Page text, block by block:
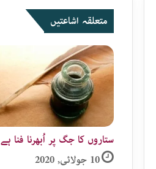
متعلقہ اشاعتیں
ستاروں کا جگ پر اُبھرنا فنا ہے
10 جولائی, 2020